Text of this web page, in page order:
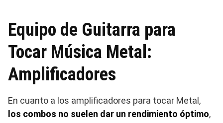
Equipo de Guitarra para
Tocar Música Metal:
Amplificadores
En cuanto a los amplificadores para tocar Metal,
los combos no suelen dar un rendimiento óptimo,